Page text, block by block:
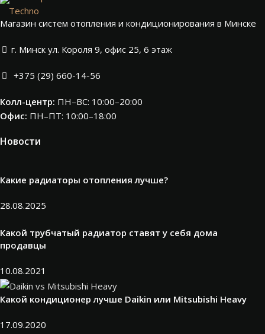
Techno
Магазин систем отопления и кондиционирования в Минске
г. Минск ул. Короля 9, офис 25, 6 этаж
+375 (29) 660-14-56
Колл-центр: ПН–ВС: 10:00–20:00​
Офис: ПН–ПТ: 10:00–18:00
Новости
Какие радиаторы отопления лучше?
28.08.2025
Какой трубчатый радиатор ставят у себя дома
продавцы
10.08.2021
Какой кондиционер лучше Daikin или Mitsubishi Heavy
17.09.2020